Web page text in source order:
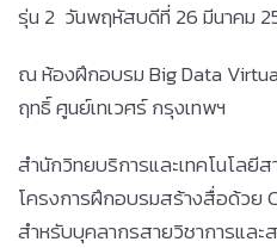
รุ่น 2 วันพฤหัสบดีที่ 26 มีนาคม
ณ ห้องฝึกอบรม Big Data
ฤทธิ์ศูนย์เทเวศร์ กรุงเทพฯ
สำนักวิทยบริการและเทคโนโลยี
โครงการฝึกอบรมสร้างสื่อด้วย
สำหรับบุคลากรสายวิชาการและ